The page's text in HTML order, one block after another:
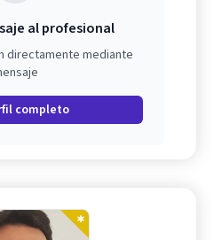
al profesional
directamente mediante
completo